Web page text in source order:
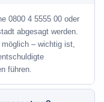
0800 4 5555 00 oder
abgesagt werden.
– wichtig ist,
führen.